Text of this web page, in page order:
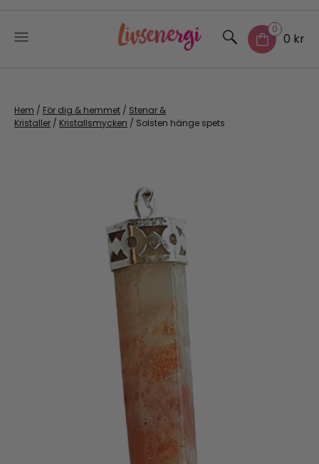
content
0
0 kr
Hem / För dig & hemmet / Stenar &
Kristaller / Kristallsmycken / Solsten hänge spets